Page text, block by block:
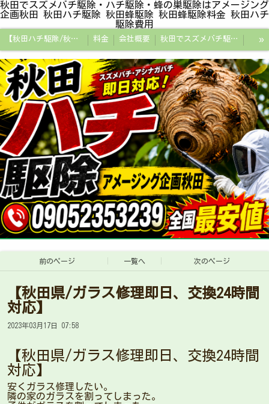
秋田でスズメバチ駆除・ハチ駆除・蜂の巣駆除はアメージング
企画秋田 秋田ハチ駆除 秋田蜂駆除 秋田蜂駆除料金 秋田ハチ
駆除費用
【秋田ハチ駆除/秋田蜂駆除/スズメバチの巣/ハチの巣専門プロ】 料金 会社概要 秋田でスズメバチ駆除・ハチ駆除・蜂の巣駆除はアメージング企画秋田
秋田県の蜂駆除料金・蜂の巣駆除の相場【全国平均と比較】 秋田探偵/秋田県浮気調査/秋田市万引きGメン
秋田便利屋アメージング企画秋田
»
前のページ 一覧へ 次のページ
【秋田県/ガラス修理即日、交換24時間
対応】
2023年03月17日 07:58
【秋田県/ガラス修理即日、交換24時間
対応】
安くガラス修理したい。
隣の家のガラスを割ってしまった。